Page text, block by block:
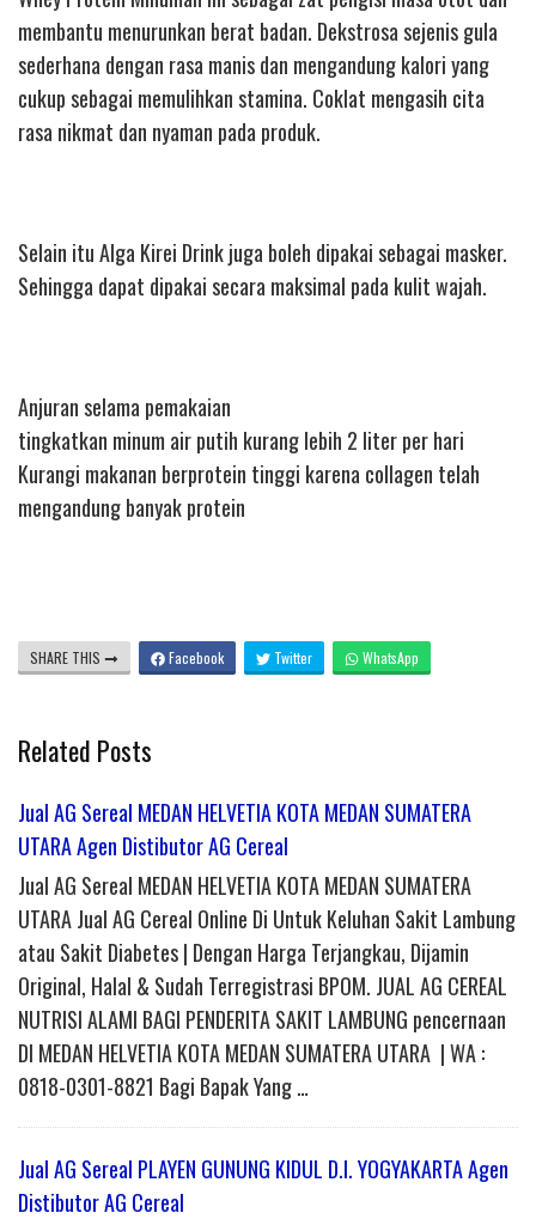
membantu menurunkan berat badan. Dekstrosa sejenis gula
sederhana dengan rasa manis dan mengandung kalori yang
cukup sebagai memulihkan stamina. Coklat mengasih cita
rasa nikmat dan nyaman pada produk.
Selain itu Alga Kirei Drink juga boleh dipakai sebagai masker.
Sehingga dapat dipakai secara maksimal pada kulit wajah.
Anjuran selama pemakaian
tingkatkan minum air putih kurang lebih 2 liter per hari
Kurangi makanan berprotein tinggi karena collagen telah
mengandung banyak protein
SHARE THIS Facebook Twitter WhatsApp
Related Posts
Jual AG Sereal MEDAN HELVETIA KOTA MEDAN SUMATERA
UTARA Agen Distibutor AG Cereal
Jual AG Sereal MEDAN HELVETIA KOTA MEDAN SUMATERA
UTARA Jual AG Cereal Online Di Untuk Keluhan Sakit Lambung
atau Sakit Diabetes | Dengan Harga Terjangkau, Dijamin
Original, Halal & Sudah Terregistrasi BPOM. JUAL AG CEREAL
NUTRISI ALAMI BAGI PENDERITA SAKIT LAMBUNG pencernaan
DI MEDAN HELVETIA KOTA MEDAN SUMATERA UTARA | WA :
0818-0301-8821 Bagi Bapak Yang …
Jual AG Sereal PLAYEN GUNUNG KIDUL D.I. YOGYAKARTA Agen
Distibutor AG Cereal